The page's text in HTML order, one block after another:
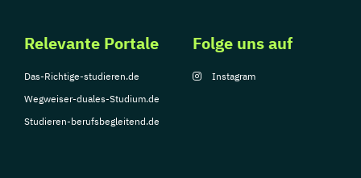
Relevante Portale
Das-Richtige-studieren.de
Wegweiser-duales-Studium.de
Studieren-berufsbegleitend.de
Folge uns auf
Instagram